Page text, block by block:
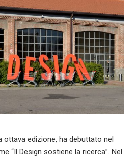
ottava edizione, ha debuttato nel
“Il Design sostiene la ricerca”. Nel